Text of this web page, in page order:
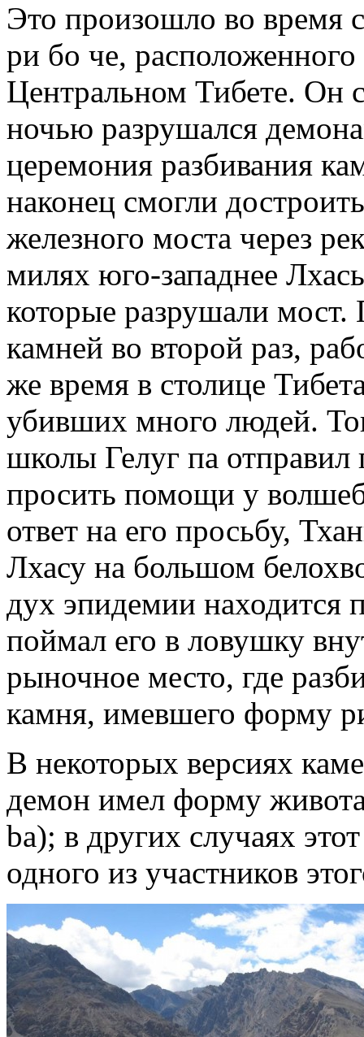
Это произошло во время
ри бо че,
Центральном Тибете. Он
ночью разрушался
церемония разбивания
наконец смогли
железного моста через
милях юго-западнее
которые разрушали мост.
камней во второй раз,
же время в столице
убивших много людей.
школы Гелуг па отправил
просить помощи у
ответ на его просьбу,
Лхасу на большом
дух эпидемии находится
поймал его в ловушку
рыночное место, где
камня, имевшего форму
В некоторых версиях
демон имел форму
ba); в других случаях
одного из участников